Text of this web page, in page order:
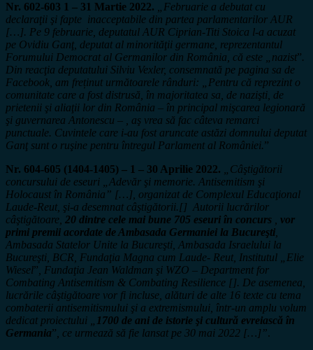
Nr. 602-603 1 – 31 Martie 2022.
„Februarie a debutat cu
declaraţii şi fapte inacceptabile din partea parlamentarilor AUR
[…]. Pe 9 februarie, deputatul AUR Ciprian-Titi Stoica l-a acuzat
pe Ovidiu Ganţ, deputat al minorităţii germane, reprezentantul
Forumului Democrat al Germanilor din România, că este „nazist”.
Din reacţia deputatului Silviu Vexler, consemnată pe pagina sa de
Facebook, am freținut următoarele rânduri: „Pentru că reprezint o
comunitate care a fost distrusă, în majoritatea sa, de nazişti, de
prietenii şi aliaţii lor din România – în principal mişcarea legionară
şi guvernarea Antonescu – , aş vrea să fac câteva remarci
punctuale. Cuvintele care i-au fost aruncate astăzi domnului deputat
Ganţ sunt o ruşine pentru întregul Parlament al României.”
Nr. 604-605 (1404-1405) – 1 – 30 Aprilie 2022.
„Câştigătorii
concursului de eseuri „Adevăr şi memorie. Antisemitism şi
Holocaust în România” […], organizat de Complexul Educaţional
Laude-Reut, şi-a desemnat câştigătorii.[] Autorii lucrărilor
câştigătoare, 20 dintre cele mai bune 705 eseuri în concurs
vor
primi premii acordate de Ambasada Germaniei la Bucureşti
Ambasada Statelor Unite la Bucureşti, Ambasada Israelului la
Bucureşti, BCR, Fundaţia Magna cum Laude- Reut, Institutul „Elie
Wiesel” , Fundaţia Jean Waldman şi WZO – Department for
Combating Antisemitism & Combating Resilience []. De asemenea,
lucrările câştigătoare vor fi incluse, alături de alte 16 texte cu tema
combaterii antisemitismului şi a extremismului, într-un amplu volum
dedicat proiectului „
1700 de ani de istorie şi cultură evreiască în
Germania” , ce urmează să fie lansat pe 30 mai 2022 […]”.